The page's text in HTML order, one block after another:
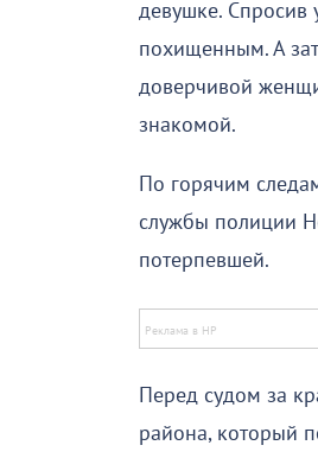
девушке. Спросив
похищенным. А
доверчивой
знакомой.
По горячим
службы полиции
потерпевшей.
Перед судом за
района, который